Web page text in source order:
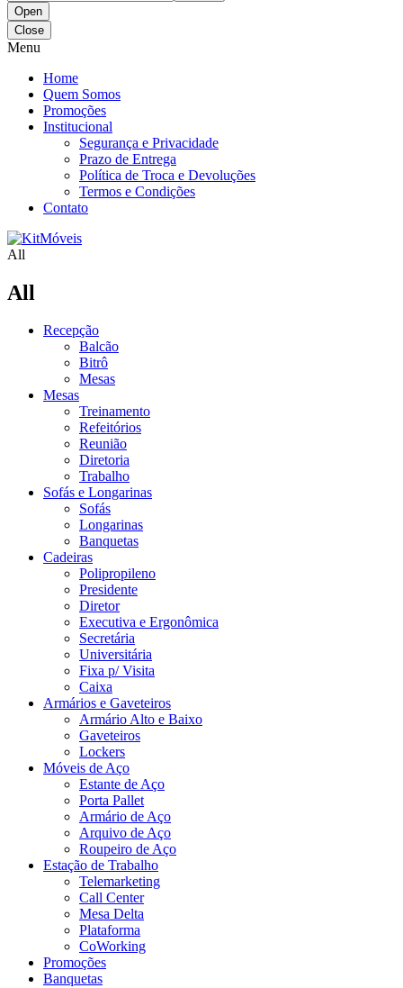
Open
Close
Menu
Home
Quem Somos
Promoções
Institucional
Segurança e Privacidade
Prazo de Entrega
Política de Troca e Devoluções
Termos e Condições
Contato
All
All
Recepção
Balcão
Bitrô
Mesas
Mesas
Treinamento
Refeitórios
Reunião
Diretoria
Trabalho
Sofás e Longarinas
Sofás
Longarinas
Banquetas
Cadeiras
Polipropileno
Presidente
Diretor
Executiva e Ergonômica
Secretária
Universitária
Fixa p/ Visita
Caixa
Armários e Gaveteiros
Armário Alto e Baixo
Gaveteiros
Lockers
Móveis de Aço
Estante de Aço
Porta Pallet
Armário de Aço
Arquivo de Aço
Roupeiro de Aço
Estação de Trabalho
Telemarketing
Call Center
Mesa Delta
Plataforma
CoWorking
Promoções
Banquetas